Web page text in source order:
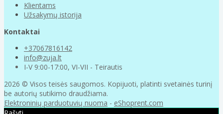
Klientams
Užsakymų istorija
Kontaktai
+37067816142
info@zuja.lt
I-V 9:00-17:00, VI-VII - Teirautis
2026 © Visos teisės saugomos. Kopijuoti, platinti svetainės turinį
be autorių sutikimo draudžiama.
Elektroninių parduotuvių nuoma - eShoprent.com